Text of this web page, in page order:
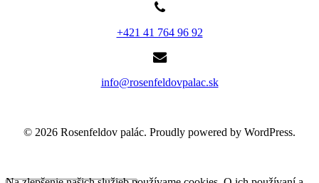
+421 41 764 96 92
info@rosenfeldovpalac.sk
© 2026 Rosenfeldov palác. Proudly powered by WordPress.